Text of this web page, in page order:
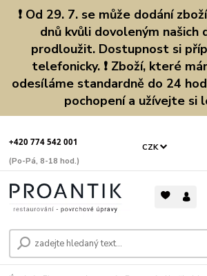
❗ Od 29. 7. se může dodání
dnů kvůli dovoleným našich
prodloužit. Dostupnost si
telefonicky. ❗ Zboží, které
odesíláme standardně do 24
pochopení a užívejte si
CZK
+420 774 542 001
(Po-Pá, 8-18 hod.)